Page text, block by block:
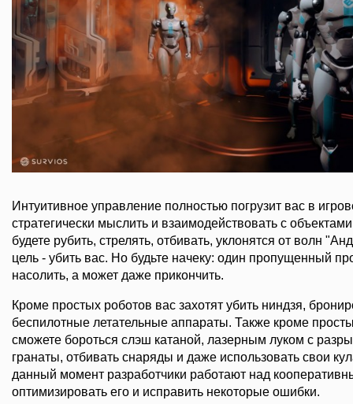
Интуитивное управление полностью погрузит вас в
стратегически мыслить и взаимодействовать с
будете рубить, стрелять, отбивать, уклонятся от волн
цель - убить вас. Но будьте начеку: один пропущенный
насолить, а может даже прикончить.
Кроме простых роботов вас захотят убить ниндзя,
беспилотные летательные аппараты. Также кроме
сможете бороться слэш катаной, лазерным луком с
гранаты, отбивать снаряды и даже использовать свои
данный момент разработчики работают над
оптимизировать его и исправить некоторые ошибки.